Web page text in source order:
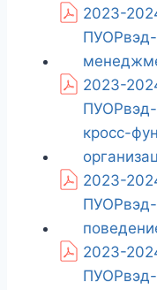
2023-
2023-
кросс-
2023-
ПУОРвэд-
2023-
ПУОРвэд-